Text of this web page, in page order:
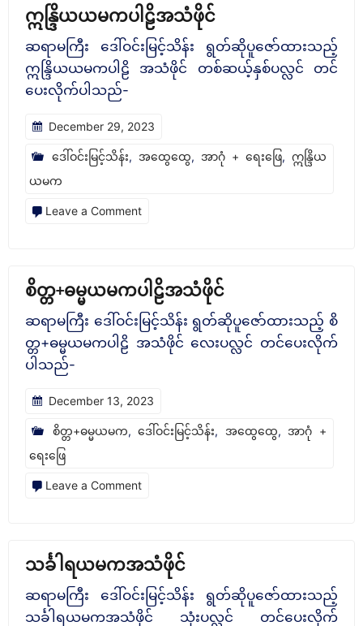
တိက
မာတိကာ
စာဝါ
မှတ်တမ်း(၂၉)ခု
ဣန္ဒြိယယမကပါဠိအသံဖိုင်
ဆရာမကြီး ‌ဒေါ်ဝင်းမြင့်သိန်း ရွတ်ဆိုပူဇော်ထားသည့်
ဣန္ဒြိယယမကပါဠိ အသံဖိုင် တစ်ဆယ့်နှစ်ပလ္လင် တင်
ပေးလိုက်ပါသည်-
December 29, 2023
ဒေါ်ဝင်းမြင့်သိန်း, အထွေထွေ, အာဂုံ + ရေးဖြေ, ဣန္ဒြိယ
ယမက
Leave a Commenton
ဒြိ
ယမက
ဖိုင်
စိတ္တ+ဓမ္မယမကပါဠိအသံဖိုင်
ဆရာမကြီး ‌ဒေါ်ဝင်းမြင့်သိန်း ရွတ်ဆိုပူဇော်ထားသည့် စိ
တ္တ+ဓမ္မယမကပါဠိ အသံဖိုင် လေးပလ္လင် တင်ပေးလိုက်
ပါသည်-
December 13, 2023
စိတ္တ+ဓမ္မယမက,ဒေါ်ဝင်းမြင့်သိန်း, အထွေထွေ, အာဂုံ +
ရေးဖြေ
Leave a Commenton
ယမက
အသံ
သင်္ခါရယမကအသံဖိုင်
ဆရာမကြီး ‌ဒေါ်ဝင်းမြင့်သိန်း ရွတ်ဆိုပူဇော်ထားသည့်
သင်္ခါရယမကအသံဖိုင် သုံးပလ္လင် တင်ပေးလိုက်